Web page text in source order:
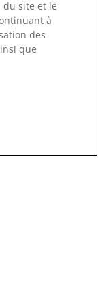
site et le
à
des
que